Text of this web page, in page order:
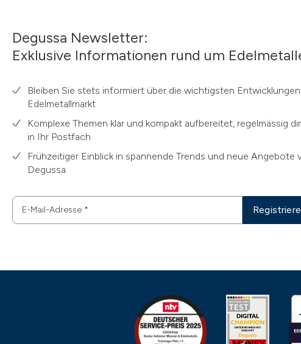
Degussa Newsletter:
Exklusive Informationen rund um
Bleiben Sie stets informiert über die wichtigsten
Edelmetallmarkt
Komplexe Themen klar und kompakt aufbereitet, regelmässig
in Ihr Postfach
Frühzeitiger Einblick in spannende Trends und neue Angebote
Degussa
E-Mail-Adresse *